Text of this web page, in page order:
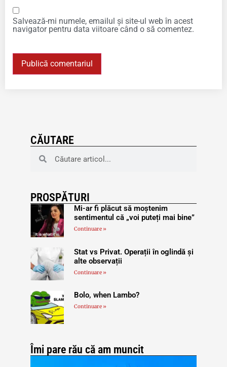
Salvează-mi numele, emailul și site-ul web în acest
navigator pentru data viitoare când o să comentez.
CĂUTARE
PROSPĂTURI
Mi-ar fi plăcut să moștenim
sentimentul că „voi puteți mai bine”
Continuare »
Stat vs Privat. Operații în oglindă și
alte observații
Continuare »
Bolo, when Lambo?
Continuare »
Îmi pare rău că am muncit